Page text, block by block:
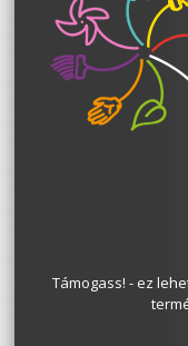
Támogass! - ez